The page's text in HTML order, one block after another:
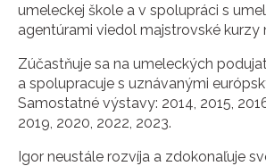
umeleckej škole a v spolupráci s
agentúrami viedol majstrovské kurzy
Zúčastňuje sa na umeleckých
a spolupracuje s uznávanými
Samostatné výstavy: 2014, 2015,
2019, 2020, 2022, 2023.
Igor neustále rozvíja a zdokonaľuje